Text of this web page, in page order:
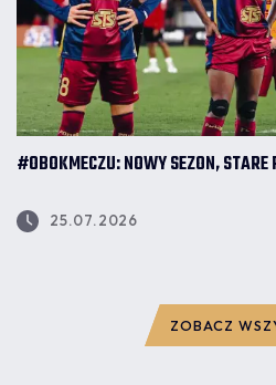
#OBOKMECZU: NOWY SEZON,
25.07.2026
ZOBACZ